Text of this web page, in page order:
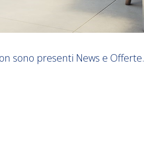
sono presenti News e Offerte.